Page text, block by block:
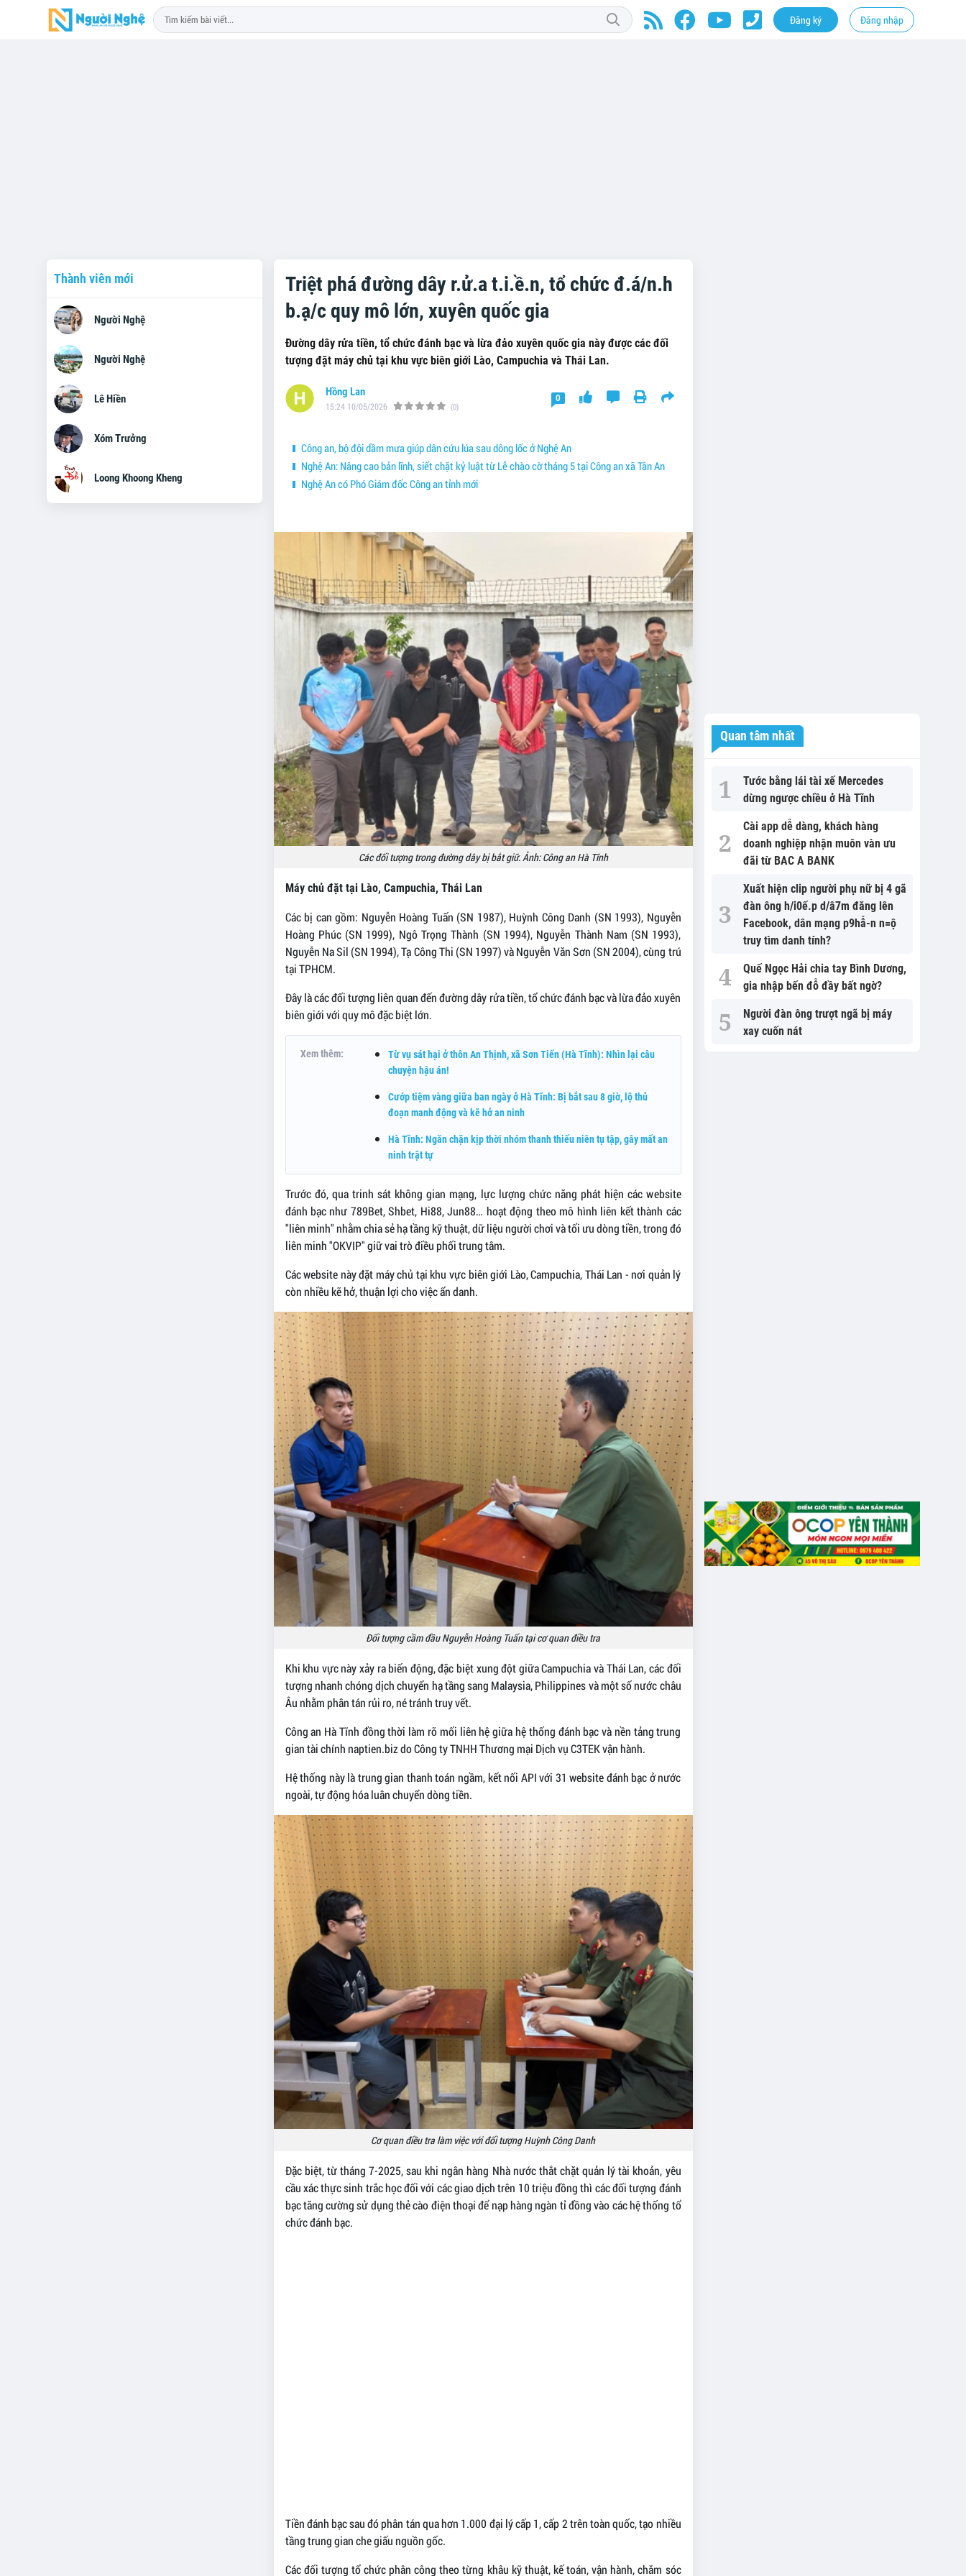
Đăng ký Đăng nhập
Triệt phá đường dây r.ử.a t.i.ề.n, tổ chức đ.á/n.h
b.ạ/c quy mô lớn, xuyên quốc gia
Đường dây rửa tiền, tổ chức đánh bạc và lừa đảo xuyên quốc gia này được các đối
tượng đặt máy chủ tại khu vực biên giới Lào, Campuchia và Thái Lan.
Hồng Lan
15:24 10/05/2026 (0)
0
Công an, bộ đội dầm mưa giúp dân cứu lúa sau dông lốc ở Nghệ An
Nghệ An: Nâng cao bản lĩnh, siết chặt kỷ luật từ Lễ chào cờ tháng 5 tại Công an xã Tân An
Nghệ An có Phó Giám đốc Công an tỉnh mới
Các đối tượng trong đường dây bị bắt giữ. Ảnh: Công an Hà Tĩnh
Máy chủ đặt tại Lào, Campuchia, Thái Lan
Các bị can gồm: Nguyễn Hoàng Tuấn (SN 1987), Huỳnh Công Danh (SN 1993), Nguyễn
Hoàng Phúc (SN 1999), Ngô Trọng Thành (SN 1994), Nguyễn Thành Nam (SN 1993),
Nguyễn Na Sil (SN 1994), Tạ Công Thi (SN 1997) và Nguyễn Văn Sơn (SN 2004), cùng trú
tại TPHCM.
Đây là các đối tượng liên quan đến đường dây rửa tiền, tổ chức đánh bạc và lừa đảo xuyên
biên giới với quy mô đặc biệt lớn.
Xem thêm:
Từ vụ sát hại ở thôn An Thịnh, xã Sơn Tiến (Hà Tĩnh): Nhìn lại câu
chuyện hậu án!
Cướp tiệm vàng giữa ban ngày ở Hà Tĩnh: Bị bắt sau 8 giờ, lộ thủ
đoạn manh động và kẽ hở an ninh
Hà Tĩnh: Ngăn chặn kịp thời nhóm thanh thiếu niên tụ tập, gây mất an
ninh trật tự
Trước đó, qua trinh sát không gian mạng, lực lượng chức năng phát hiện các website
đánh bạc như 789Bet, Shbet, Hi88, Jun88… hoạt động theo mô hình liên kết thành các
"liên minh" nhằm chia sẻ hạ tầng kỹ thuật, dữ liệu người chơi và tối ưu dòng tiền, trong đó
liên minh "OKVIP" giữ vai trò điều phối trung tâm.
Các website này đặt máy chủ tại khu vực biên giới Lào, Campuchia, Thái Lan - nơi quản lý
còn nhiều kẽ hở, thuận lợi cho việc ẩn danh.
Đối tượng cầm đầu Nguyễn Hoàng Tuấn tại cơ quan điều tra
Khi khu vực này xảy ra biến động, đặc biệt xung đột giữa Campuchia và Thái Lan, các đối
tượng nhanh chóng dịch chuyển hạ tầng sang Malaysia, Philippines và một số nước châu
Âu nhằm phân tán rủi ro, né tránh truy vết.
Công an Hà Tĩnh đồng thời làm rõ mối liên hệ giữa hệ thống đánh bạc và nền tảng trung
gian tài chính naptien.biz do Công ty TNHH Thương mại Dịch vụ C3TEK vận hành.
Hệ thống này là trung gian thanh toán ngầm, kết nối API với 31 website đánh bạc ở nước
ngoài, tự động hóa luân chuyển dòng tiền.
Cơ quan điều tra làm việc với đối tượng Huỳnh Công Danh
Đặc biệt, từ tháng 7-2025, sau khi ngân hàng Nhà nước thắt chặt quản lý tài khoản, yêu
cầu xác thực sinh trắc học đối với các giao dịch trên 10 triệu đồng thì các đối tượng đánh
bạc tăng cường sử dụng thẻ cào điện thoại để nạp hàng ngàn tỉ đồng vào các hệ thống tổ
chức đánh bạc.
Tiền đánh bạc sau đó phân tán qua hơn 1.000 đại lý cấp 1, cấp 2 trên toàn quốc, tạo nhiều
tầng trung gian che giấu nguồn gốc.
Các đối tượng tổ chức phân công theo từng khâu kỹ thuật, kế toán, vận hành, chăm sóc
Thành viên mới
Người Nghệ
Người Nghệ
Lê Hiền
Xóm Trưởng
Loong Khoong Kheng
Quan tâm nhất
Tước bằng lái tài xế Mercedes
dừng ngược chiều ở Hà Tĩnh
Cài app dễ dàng, khách hàng
doanh nghiệp nhận muôn vàn ưu
đãi từ BAC A BANK
Xuất hiện clip người phụ nữ bị 4 gã
đàn ông h/i0ế.p d/â7m đăng lên
Facebook, dân mạng p9hẫ-n n=ộ
truy tìm danh tính?
Quế Ngọc Hải chia tay Bình Dương,
gia nhập bến đỗ đầy bất ngờ?
Người đàn ông trượt ngã bị máy
xay cuốn nát